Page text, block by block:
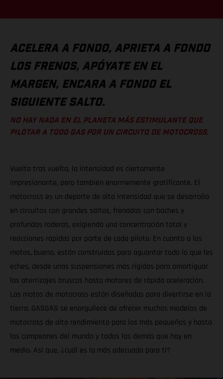
ACELERA A FONDO, APRIETA A FONDO
LOS FRENOS, APÓYATE EN EL
MARGEN, ENCARA A FONDO EL
SIGUIENTE SALTO.
NO HAY NADA EN EL PLANETA MÁS ESTIMULANTE QUE
PILOTAR A TODO GAS POR UN CIRCUITO DE MOTOCROSS.
Vuelta tras vuelta, la intensidad es ciertamente
impresionante, pero también enormemente gratificante. El
motocross es un deporte de alta intensidad que se desarrolla
en circuitos con grandes saltos, frenadas con baches y
profundas roderas, exigiendo una concentración total y
reacciones rápidas por parte de cada piloto. En cuanto a las
motos, bueno, están construidas para aguantar todo lo que les
eches, desde unas suspensiones más rígidas para amortiguar
los aterrizajes bruscos hasta motores de rápida aceleración.
Las motos de motocross están diseñadas para divertirse en la
tierra. GASGAS se enorgullece de ofrecer muchos modelos de
motocross de alto rendimiento para los más pequeños y hasta
los campeones del mundo y todos los demás que hay en
medio. Así que, ¿cuál es la más adecuada para ti?